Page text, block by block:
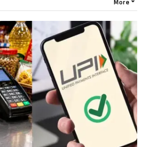
More